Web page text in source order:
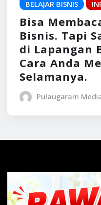
BELAJAR BISNIS
Bisa
Bisnis. Tapi
di Lapangan
Cara Anda
Selamanya.
Pulaugaram